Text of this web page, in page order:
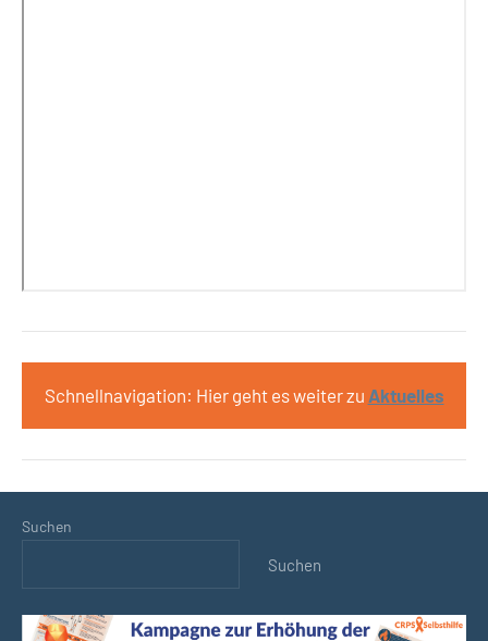
Schnellnavigation: Hier geht es weiter zu Aktuelles
Suchen
Suchen